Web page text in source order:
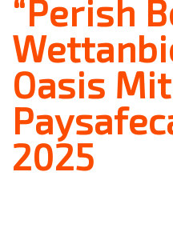
“Perish
Oasis Mit
2025